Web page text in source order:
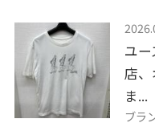
ユ
店
ま...
ブラ